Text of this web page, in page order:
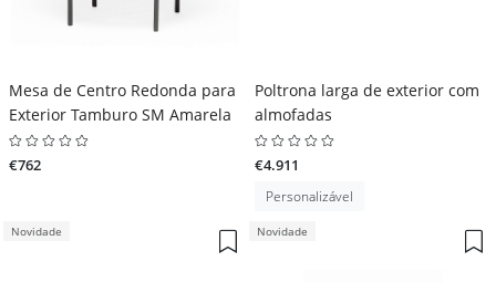
Mesa de Centro Redonda para
Exterior Tamburo SM Amarela
€762
Poltrona larga de exterior com
almofadas
€4.911
Personalizável
Novidade Novidade